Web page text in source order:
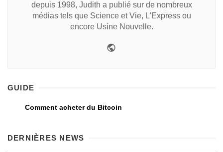
depuis 1998, Judith a publié sur de nombreux
médias tels que Science et Vie, L'Express ou
encore Usine Nouvelle.
GUIDE
Comment acheter du Bitcoin
DERNIÈRES NEWS